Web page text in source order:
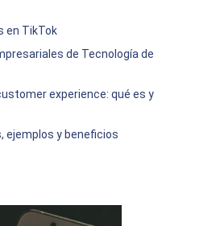
en TikTok
de Tecnología de
experience: qué es y
ejemplos y beneficios